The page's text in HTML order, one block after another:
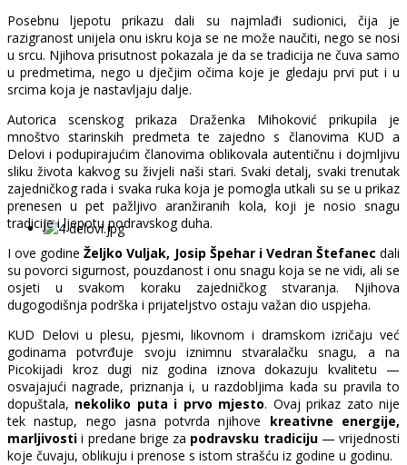
Posebnu ljepotu prikazu dali su najmlađi sudionici, čija je
razigranost unijela onu iskru koja se ne može naučiti, nego se nosi
u srcu. Njihova prisutnost pokazala je da se tradicija ne čuva samo
u predmetima, nego u dječjim očima koje je gledaju prvi put i u
srcima koja je nastavljaju dalje.
Autorica scenskog prikaza Draženka Mihoković prikupila je
mnoštvo starinskih predmeta te zajedno s članovima KUD a
Delovi i podupirajućim članovima oblikovala autentičnu i dojmljivu
sliku života kakvog su živjeli naši stari. Svaki detalj, svaki trenutak
zajedničkog rada i svaka ruka koja je pomogla utkali su se u prikaz
prenesen u pet pažljivo aranžiranih kola, koji je nosio snagu
tradicije i ljepotu podravskog duha.
I ove godineŽeljko Vuljak, Josip Špehar i Vedran Štefanec dali
su povorci sigurnost, pouzdanost i onu snagu koja se ne vidi, ali se
osjeti u svakom koraku zajedničkog stvaranja. Njihova
dugogodišnja podrška i prijateljstvo ostaju važan dio uspjeha.
KUD Delovi u plesu, pjesmi, likovnom i dramskom izričaju već
godinama potvrđuje svoju iznimnu stvaralačku snagu, a na
Picokijadi kroz dugi niz godina iznova dokazuju kvalitetu —
osvajajući nagrade, priznanja i, u razdobljima kada su pravila to
dopuštala, nekoliko puta i prvo mjesto. Ovaj prikaz zato nije
tek nastup, nego jasna potvrda njihove kreativne energije,
marljivosti i predane brige za podravsku tradiciju— vrijednosti
koje čuvaju, oblikuju i prenose s istom strašću iz godine u godinu.